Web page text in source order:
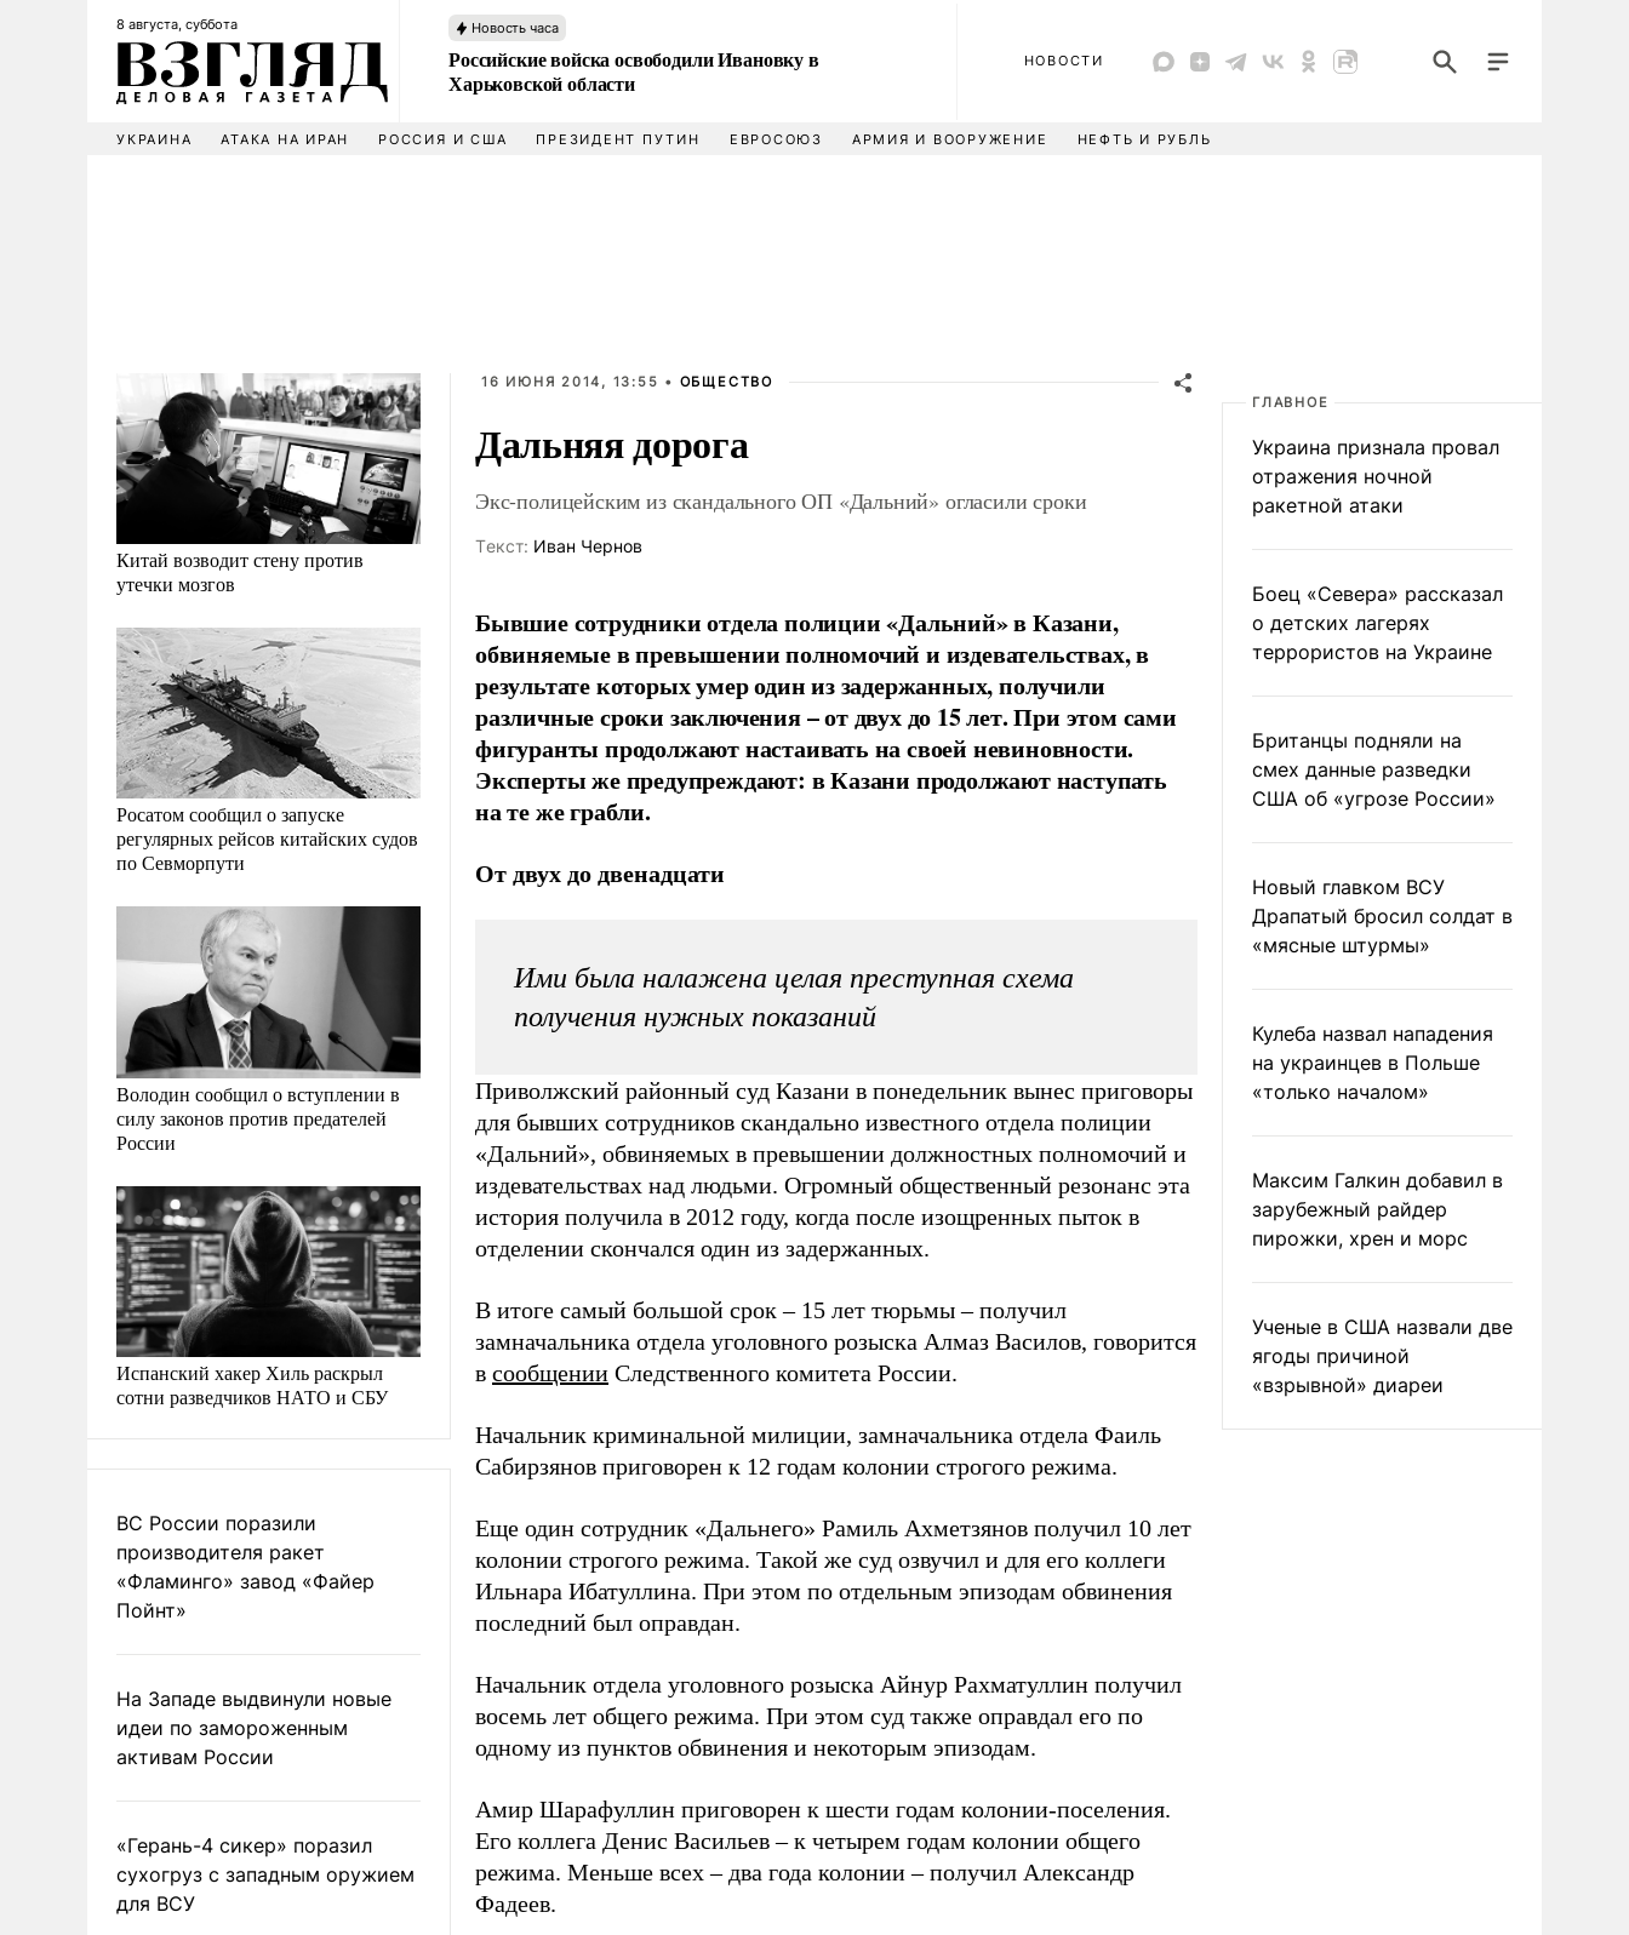
8 августа, суббота Новость часа
Российские войска освободили Ивановку в
Харьковской области
НОВОСТИ
УКРАИНА АТАКА НА ИРАН РОССИЯ И США ПРЕЗИДЕНТ ПУТИН ЕВРОСОЮЗ АРМИЯ И ВООРУЖЕНИЕ НЕФТЬ И РУБЛЬ
Китай возводит стену против
утечки мозгов
Росатом сообщил о запуске
регулярных рейсов китайских судов
по Севморпути
Володин сообщил о вступлении в
силу законов против предателей
России
Испанский хакер Хиль раскрыл
сотни разведчиков НАТО и СБУ
ВС России поразили
производителя ракет
«Фламинго» завод «Файер
Пойнт»
На Западе выдвинули новые
идеи по замороженным
активам России
«Герань-4 сикер» поразил
сухогруз с западным оружием
для ВСУ
16 ИЮНЯ 2014, 13:55 • ОБЩЕСТВО
Дальняя дорога
Экс-полицейским из скандального ОП «Дальний» огласили сроки
Tекст: Иван Чернов
Бывшие сотрудники отдела полиции «Дальний» в Казани,
обвиняемые в превышении полномочий и издевательствах, в
результате которых умер один из задержанных, получили
различные сроки заключения – от двух до 15 лет. При этом сами
фигуранты продолжают настаивать на своей невиновности.
Эксперты же предупреждают: в Казани продолжают наступать
на те же грабли.
От двух до двенадцати
Ими была налажена целая преступная схема
получения нужных показаний
Приволжский районный суд Казани в понедельник вынес приговоры
для бывших сотрудников скандально известного отдела полиции
«Дальний», обвиняемых в превышении должностных полномочий и
издевательствах над людьми. Огромный общественный резонанс эта
история получила в 2012 году, когда после изощренных пыток в
отделении скончался один из задержанных.
В итоге самый большой срок – 15 лет тюрьмы – получил
замначальника отдела уголовного розыска Алмаз Василов, говорится
в сообщении Следственного комитета России.
Начальник криминальной милиции, замначальника отдела Фаиль
Сабирзянов приговорен к 12 годам колонии строгого режима.
Еще один сотрудник «Дальнего» Рамиль Ахметзянов получил 10 лет
колонии строгого режима. Такой же суд озвучил и для его коллеги
Ильнара Ибатуллина. При этом по отдельным эпизодам обвинения
последний был оправдан.
Начальник отдела уголовного розыска Айнур Рахматуллин получил
восемь лет общего режима. При этом суд также оправдал его по
одному из пунктов обвинения и некоторым эпизодам.
Амир Шарафуллин приговорен к шести годам колонии-поселения.
Его коллега Денис Васильев – к четырем годам колонии общего
режима. Меньше всех – два года колонии – получил Александр
Фадеев.
ГЛАВНОЕ
Украина признала провал
отражения ночной
ракетной атаки
Боец «Севера» рассказал
о детских лагерях
террористов на Украине
Британцы подняли на
смех данные разведки
США об «угрозе России»
Новый главком ВСУ
Драпатый бросил солдат в
«мясные штурмы»
Кулеба назвал нападения
на украинцев в Польше
«только началом»
Максим Галкин добавил в
зарубежный райдер
пирожки, хрен и морс
Ученые в США назвали две
ягоды причиной
«взрывной» диареи